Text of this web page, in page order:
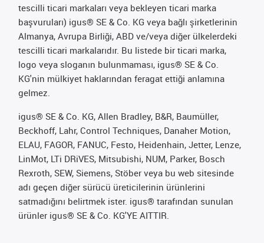
tescilli ticari markaları veya bekleyen ticari marka
başvuruları) igus® SE & Co. KG veya bağlı şirketlerinin
Almanya, Avrupa Birliği, ABD ve/veya diğer ülkelerdeki
tescilli ticari markalarıdır. Bu listede bir ticari marka,
logo veya sloganın bulunmaması, igus® SE & Co.
KG'nin mülkiyet haklarından feragat ettiği anlamına
gelmez.
igus® SE & Co. KG, Allen Bradley, B&R, Baumüller,
Beckhoff, Lahr, Control Techniques, Danaher Motion,
ELAU, FAGOR, FANUC, Festo, Heidenhain, Jetter, Lenze,
LinMot, LTi DRiVES, Mitsubishi, NUM, Parker, Bosch
Rexroth, SEW, Siemens, Stöber veya bu web sitesinde
adı geçen diğer sürücü üreticilerinin ürünlerini
satmadığını belirtmek ister. igus® tarafından sunulan
ürünler igus® SE & Co. KG'YE AITTIR.